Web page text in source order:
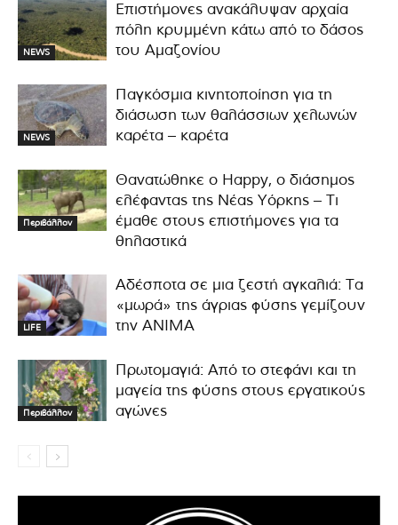
NEWS
Επιστήμονες ανακάλυψαν αρχαία
πόλη κρυμμένη κάτω από το δάσος
του Αμαζονίου
NEWS
Παγκόσμια κινητοποίηση για τη
διάσωση των θαλάσσιων χελωνών
καρέτα – καρέτα
Περιβάλλον
Θανατώθηκε ο Happy, ο διάσημος
ελέφαντας της Νέας Υόρκης – Τι
έμαθε στους επιστήμονες για τα
θηλαστικά
LIFE
Αδέσποτα σε μια ζεστή αγκαλιά: Τα
«μωρά» της άγριας φύσης γεμίζουν
την ANIMA
Περιβάλλον
Πρωτομαγιά: Από το στεφάνι και τη
μαγεία της φύσης στους εργατικούς
αγώνες